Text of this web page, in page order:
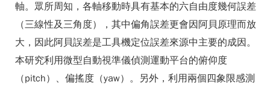
軸。眾所周知，各軸移動時具有基本的六自由度幾何誤差
（三線性及三角度），其中偏角誤差更會因阿貝原理而放
大，因此阿貝誤差是工具機定位誤差來源中主要的成因。
本研究利用微型自動視準儀偵測運動平台的俯仰度
（pitch）、偏搖度（yaw）。另外，利用兩個四象限感測